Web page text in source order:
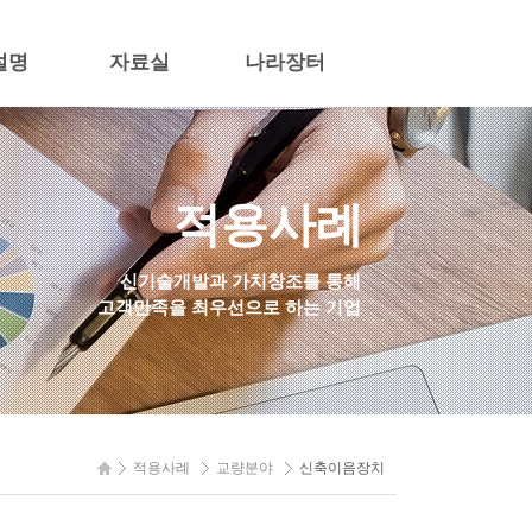
명
명
자료실
연구논문
기술정보
산업재산권
연구과제
나라장터
적용사례
신기술개발과 가치창조를 통해
고객만족을 최우선으로 하는 기업
적용사례 교량분야 신축이음장치